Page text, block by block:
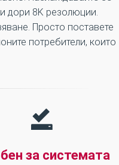
дори 8K резолюции.
Просто поставете
потребители, които
за системата